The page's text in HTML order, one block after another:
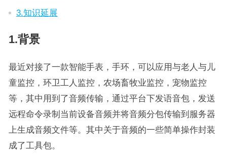
3.知识延展
1.背景
最近对接了一款智能手表，手环，可以应用与老人与儿
童监控，环卫工人监控，农场畜牧业监控，宠物监控
等，其中用到了音频传输，通过平台下发语音包，发送
远程命令录制当前设备音频并将音频分包传输到服务器
上生成音频文件等。其中关于音频的一些简单操作封装
成了工具包。